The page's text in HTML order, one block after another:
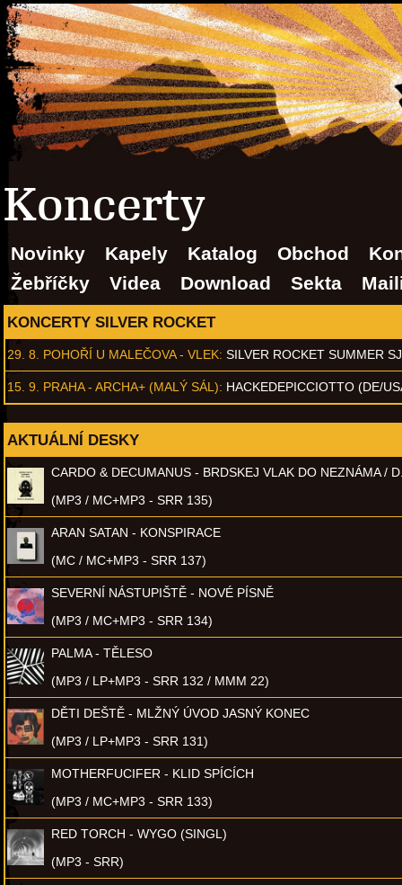
Koncerty
Novinky Kapely Katalog Obchod
Žebříčky
Videa Download Sekta
KONCERTY SILVER ROCKET
29. 8. POHOŘÍ U MALEČOVA - VLEK: SILVER ROCKET SUMMER
15. 9. PRAHA - ARCHA+ (MALÝ SÁL): HACKEDEPICCIOTTO (DE/
AKTUÁLNÍ DESKY
CARDO & DECUMANUS - BRDSKEJ VLAK DO NEZNÁMA /
(MP3 / MC+MP3 - SRR 135)
ARAN SATAN - KONSPIRACE
(MC / MC+MP3 - SRR 137)
SEVERNÍ NÁSTUPIŠTĚ - NOVÉ PÍSNĚ
(MP3 / MC+MP3 - SRR 134)
PALMA - TĚLESO
(MP3 / LP+MP3 - SRR 132 / MMM 22)
DĚTI DEŠTĚ - MLŽNÝ ÚVOD JASNÝ KONEC
(MP3 / LP+MP3 - SRR 131)
MOTHERFUCIFER - KLID SPÍCÍCH
(MP3 / MC+MP3 - SRR 133)
RED TORCH - WYGO (SINGL)
(MP3 - SRR)